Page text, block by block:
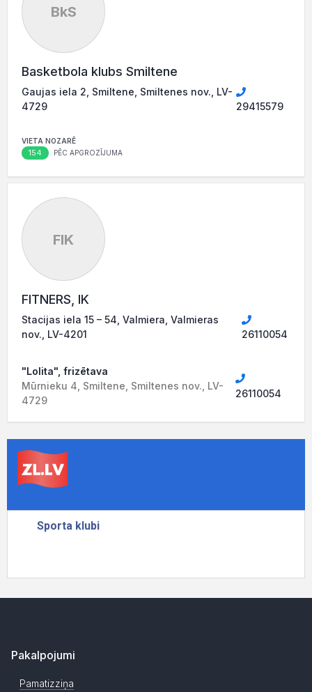
BkS
Basketbola klubs Smiltene
Gaujas iela 2, Smiltene, Smiltenes nov., LV-
4729
29415579
VIETA NOZARĒ
154 PĒC APGROZĪJUMA
FIK
FITNERS, IK
Stacijas iela 15 – 54, Valmiera, Valmieras
nov., LV-4201
26110054
"Lolita", frizētava
Mūrnieku 4, Smiltene, Smiltenes nov., LV-
4729
26110054
Pakalpojumi
Pamatizziņa